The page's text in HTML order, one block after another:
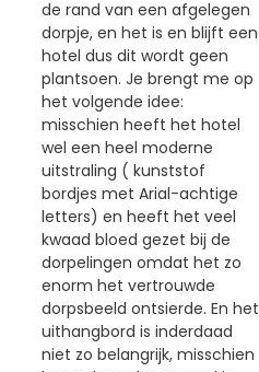
de rand van een afgelegen
dorpje, en het is en blijft een
hotel dus dit wordt geen
plantsoen. Je brengt me op
het volgende idee:
misschien heeft het hotel
wel een heel moderne
uitstraling ( kunststof
bordjes met Arial-achtige
letters) en heeft het veel
kwaad bloed gezet bij de
dorpelingen omdat het zo
enorm het vertrouwde
dorpsbeeld ontsierde. En het
uithangbord is inderdaad
niet zo belangrijk, misschien